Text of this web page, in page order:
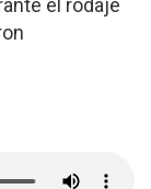
el rodaje